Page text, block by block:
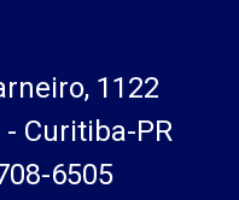
1122
Curitiba-PR
6505